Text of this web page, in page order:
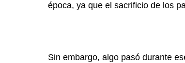
época, ya que el sacrificio de los
Sin embargo, algo pasó durante